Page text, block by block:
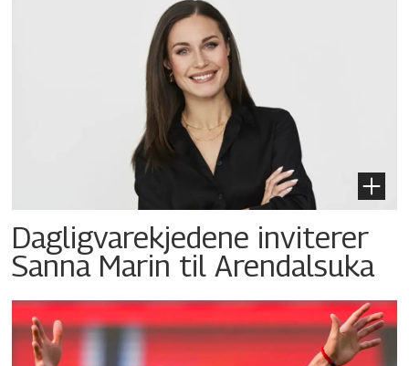
Dagligvarekjedene inviterer
Sanna Marin til Arendalsuka